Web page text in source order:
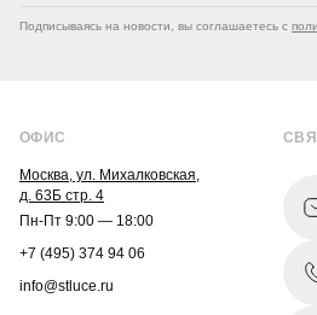
Подписываясь на новости, вы соглашаетесь с
ОФИС
Москва, ул. Михалковская,
д. 63Б стр. 4
Пн-Пт 9:00 — 18:00
+7 (495) 374 94 06
info@stluce.ru